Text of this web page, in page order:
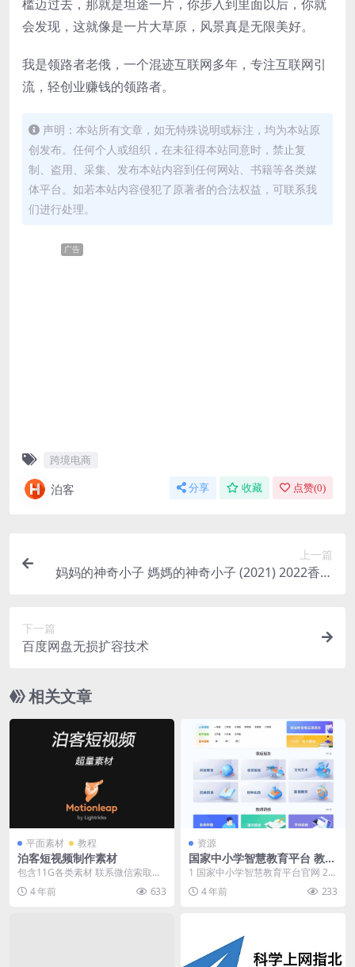
槛迈过去，那就是坦途一片，你步入到里面以后，你就
会发现，这就像是一片大草原，风景真是无限美好。
我是领路者老俄，一个混迹互联网多年，专注互联网引
流，轻创业赚钱的领路者。
声明：本站所有文章，如无特殊说明或标注，均为本站原
创发布。任何个人或组织，在未征得本站同意时，禁止复
制、盗用、采集、发布本站内容到任何网站、书籍等各类媒
体平台。如若本站内容侵犯了原著者的合法权益，可联系我
们进行处理。
广告
跨境电商
泊客 分享 收藏 点赞(0)
上一篇
妈妈的神奇小子 媽媽的神奇小子 (2021) 2022香港
下一篇
百度网盘无损扩容技术
相关文章
平面素材 教程
泊客短视频制作素材
包含11G各类素材 联系微信索取：
18888295911
4 年前 633
资源
国家中小学智慧教育平台 教育
部推出的在线视频学习平台
1 国家中小学智慧教育平台官网 2
国家中小学智慧教育平台官网app
下载 “国家...
4 年前 233